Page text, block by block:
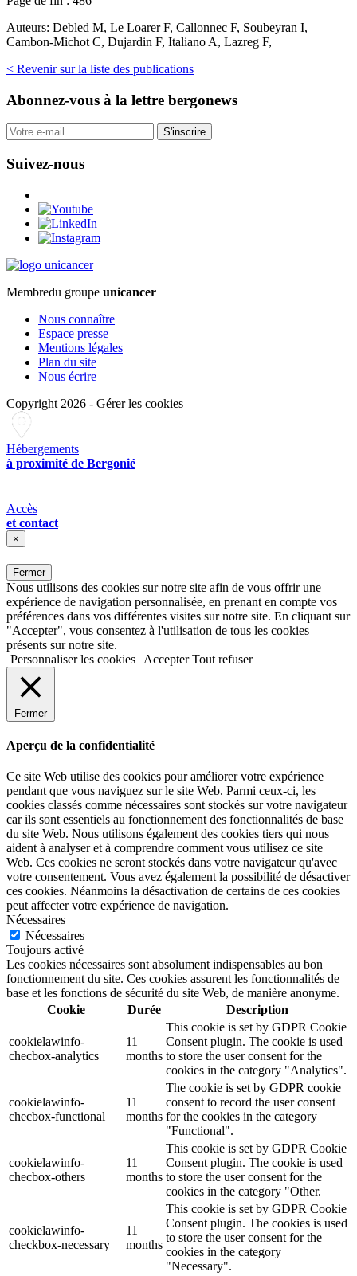
Auteurs: Debled M, Le Loarer F, Callonnec F, Soubeyran I,
Cambon-Michot C, Dujardin F, Italiano A, Lazreg F,
< Revenir sur la liste des publications
Abonnez-vous à la lettre bergonews
S'inscrire
Suivez-nous
Membredu groupe unicancer
Nous connaître
Espace presse
Mentions légales
Plan du site
Nous écrire
Copyright 2026 - Gérer les cookies
Hébergements
à proximité de Bergonié
Accès
et contact
×
Fermer
Nous utilisons des cookies sur notre site afin de vous offrir une
expérience de navigation personnalisée, en prenant en compte vos
préférences dans vos différentes visites sur notre site. En cliquant sur
"Accepter", vous consentez à l'utilisation de tous les cookies
présents sur notre site.
Personnaliser les cookies
Accepter Tout refuser
Fermer
Aperçu de la confidentialité
Ce site Web utilise des cookies pour améliorer votre expérience
pendant que vous naviguez sur le site Web. Parmi ceux-ci, les
cookies classés comme nécessaires sont stockés sur votre navigateur
car ils sont essentiels au fonctionnement des fonctionnalités de base
du site Web. Nous utilisons également des cookies tiers qui nous
aident à analyser et à comprendre comment vous utilisez ce site
Web. Ces cookies ne seront stockés dans votre navigateur qu'avec
votre consentement. Vous avez également la possibilité de désactiver
ces cookies. Néanmoins la désactivation de certains de ces cookies
peut affecter votre expérience de navigation.
Nécessaires
Nécessaires
Toujours activé
Les cookies nécessaires sont absolument indispensables au bon
fonctionnement du site. Ces cookies assurent les fonctionnalités de
base et les fonctions de sécurité du site Web, de manière anonyme.
Cookie
Durée Description
cookielawinfo-
checbox-analytics
11
months
This cookie is set by GDPR Cookie
Consent plugin. The cookie is used
to store the user consent for the
cookies in the category "Analytics".
cookielawinfo-
checbox-functional
11
months
The cookie is set by GDPR cookie
consent to record the user consent
for the cookies in the category
"Functional".
cookielawinfo-
checbox-others
11
months
This cookie is set by GDPR Cookie
Consent plugin. The cookie is used
to store the user consent for the
cookies in the category "Other.
cookielawinfo-
checkbox-necessary
11
months
This cookie is set by GDPR Cookie
Consent plugin. The cookies is used
to store the user consent for the
cookies in the category
"Necessary".